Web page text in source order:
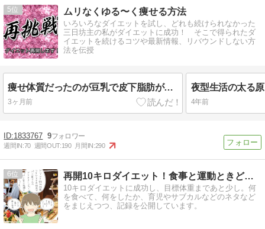
5 ムリなくゆる〜く痩せる方法
いろいろなダイエットを試し、どれも続けられなかった
三日坊主の私がダイエットに成功！ そこで得られたダ
イエットを続けるコツや最新情報、リバウンドしない方
法を伝授
痩せ体質だったのが豆乳で皮下脂肪がぁぁ：ダイエット再開します
3ヶ月前 4年前
1833767 9
週間IN:70 週間OUT:190 月間IN:290
6 再開10キロダイエット！食事と運動ときどき雑記
10キロダイエットに成功し、目標体重まであと少し。何
を食べて、何をしたか、育児やサブカルなどのネタなど
をまじえつつ、記録を公開しています。